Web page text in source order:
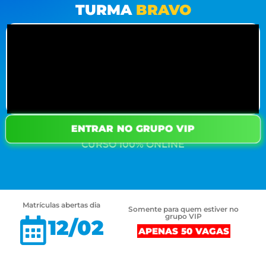
TURMA BRAVO
ENTRAR NO GRUPO VIP
CURSO 100% ONLINE
Matrículas abertas dia
12/02
Somente para quem estiver no
grupo VIP
APENAS 50 VAGAS